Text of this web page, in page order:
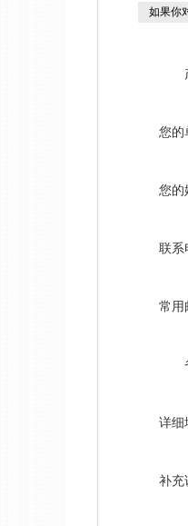
如果你
您的
您的
联系
常用
详细
补充